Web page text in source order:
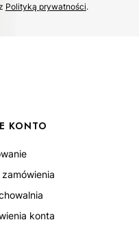
Polityką prywatności​​​.
KONTO
zamówienia
konta